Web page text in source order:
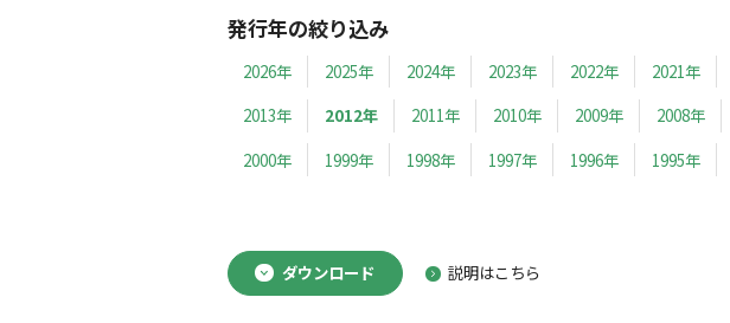
発行年の絞り込み
2026年 2025年 2024年 2023年 2022年 2021年
2013年
2012年 2011年 2010年 2009年 2008年
2000年
1999年 1998年 1997年 1996年 1995年
ダウンロード 説明はこちら